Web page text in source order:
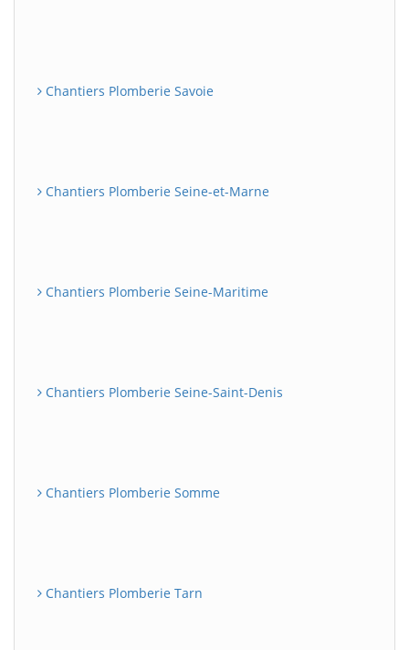
Chantiers Plomberie Savoie
Chantiers Plomberie Seine-et-Marne
Chantiers Plomberie Seine-Maritime
Chantiers Plomberie Seine-Saint-Denis
Chantiers Plomberie Somme
Chantiers Plomberie Tarn